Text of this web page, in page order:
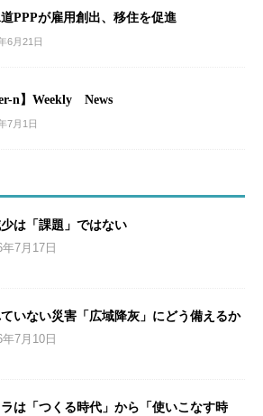
PPPが雇用創出、移住を促進
6月21日
n】Weekly News
7月1日
は「課題」ではない
7月17日
いない災害「広域降灰」にどう備えるか
7月10日
は「つくる時代」から「使いこなす時